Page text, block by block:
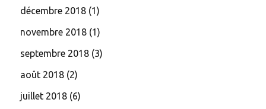
décembre 2018 (1)
novembre 2018 (1)
septembre 2018 (3)
août 2018 (2)
juillet 2018 (6)